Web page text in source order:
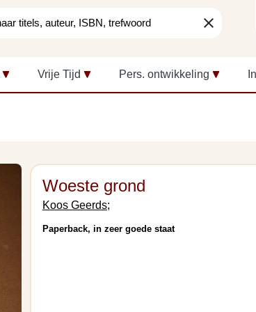
clear
Vrije Tijd Pers. ontwikkeling
Woeste grond
Koos Geerds;
Paperback, in zeer goede staat